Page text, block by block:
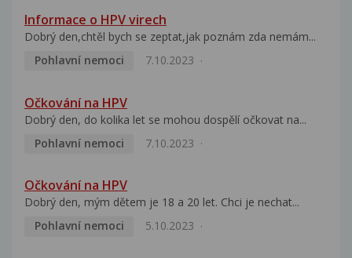
Informace o HPV virech
Dobrý den,chtěl bych se zeptat,jak poznám zda nemám...
Pohlavní nemoci
7.10.2023
Očkování na HPV
Dobrý den, do kolika let se mohou dospělí očkovat na...
Pohlavní nemoci
7.10.2023
Očkování na HPV
Dobrý den, mým dětem je 18 a 20 let. Chci je nechat...
Pohlavní nemoci
5.10.2023